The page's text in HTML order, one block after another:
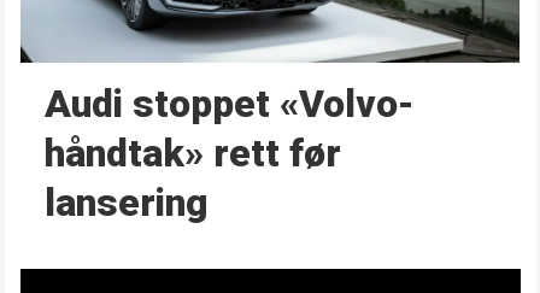
Audi stoppet «Volvo-
håndtak» rett før
lansering